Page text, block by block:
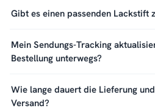
Gibt es einen passenden Lackstift
Mein Sendungs-Tracking
Bestellung unterwegs?
Wie lange dauert die Lieferung
Versand?